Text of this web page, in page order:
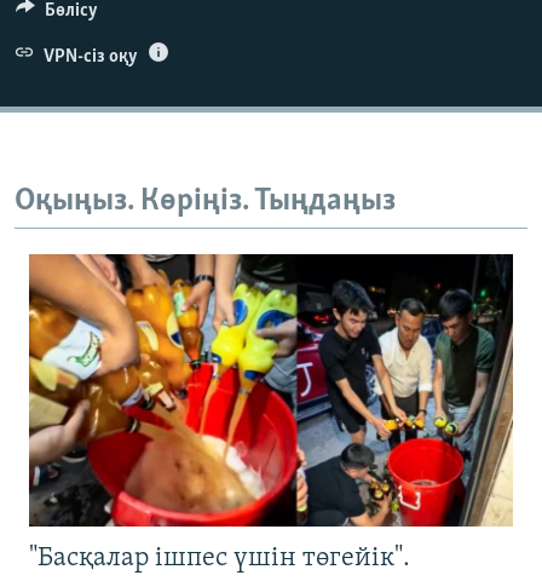
Бөлісу
VPN-сіз оқу
Оқыңыз. Көріңіз. Тыңдаңыз
"Басқалар ішпес үшін төгейік".